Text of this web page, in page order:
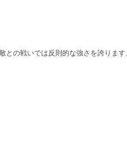
との戦いでは反則的な強さを誇ります